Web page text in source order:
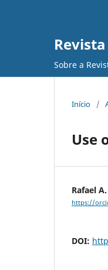
Sobre a
Início /
Use
Rafael
https://
DOI: